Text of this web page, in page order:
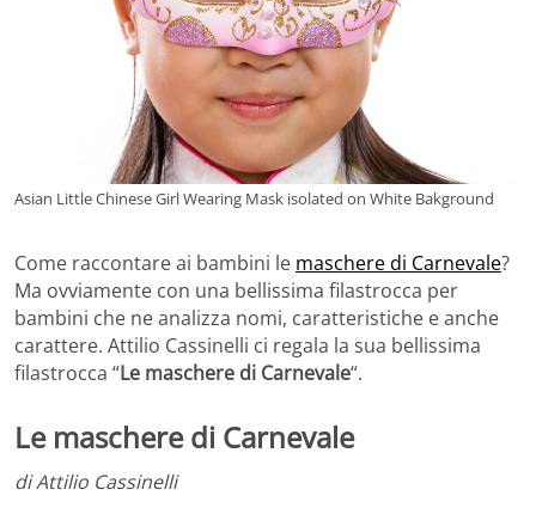
Asian Little Chinese Girl Wearing Mask isolated on White Bakground
Come raccontare ai bambini le maschere di Carnevale?
Ma ovviamente con una bellissima filastrocca per
bambini che ne analizza nomi, caratteristiche e anche
carattere. Attilio Cassinelli ci regala la sua bellissima
filastrocca “Le maschere di Carnevale“.
Le maschere di Carnevale
di Attilio Cassinelli